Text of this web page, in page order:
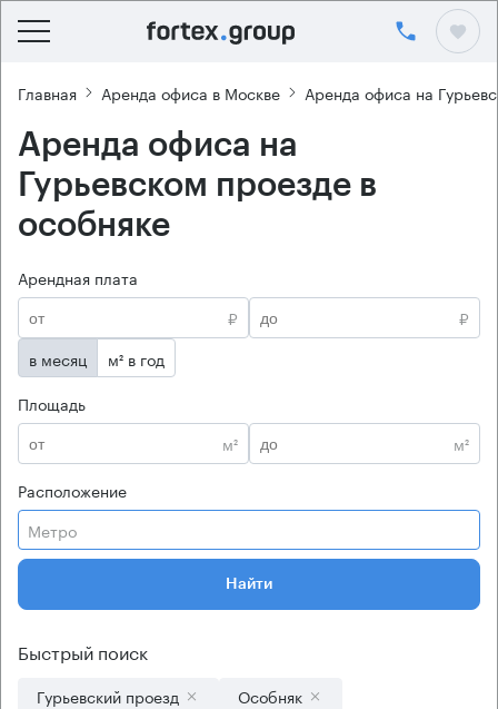
Главная Аренда офиса в Москве Аренда офиса на
Аренда офиса на
Гурьевском проезде в
особняке
Арендная плата
₽
₽
в месяц
м² в год
Площадь
м²
м²
Расположение
Метро
Найти
Быстрый поиск
Гурьевский проезд Особняк